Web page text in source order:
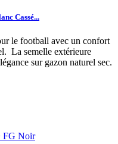
Cassé...
le football avec un confort
La semelle extérieure
sur gazon naturel sec.